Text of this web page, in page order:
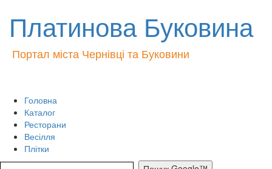
Платинова Буковина
Портал міста Чернівці та Буковини
Головна
Каталог
Ресторани
Весілля
Плітки